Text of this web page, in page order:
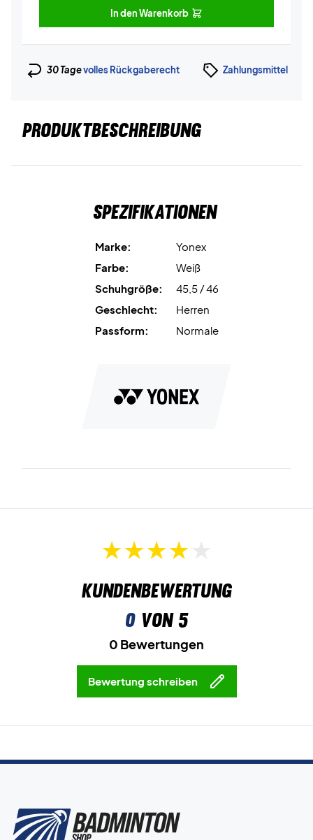
In den Warenkorb
30 Tagevolles Rückgaberecht Zahlungsmittel
PRODUKTBESCHREIBUNG
Spezifikationen
Marke:
Yonex
Farbe:
Weiß
Schuhgröße:
45,5 / 46
Geschlecht:
Herren
Passform:
Normale
Kundenbewertung
0von 5
0 Bewertungen
Bewertung schreiben